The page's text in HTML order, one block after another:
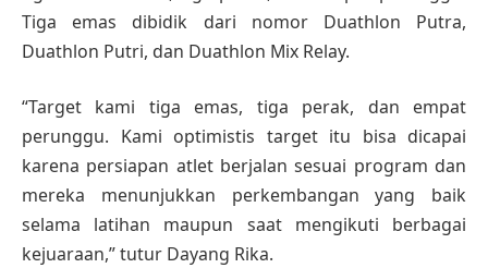
Tiga emas dibidik dari nomor Duathlon Putra,
Duathlon Putri, dan Duathlon Mix Relay.
“Target kami tiga emas, tiga perak, dan empat
perunggu. Kami optimistis target itu bisa dicapai
karena persiapan atlet berjalan sesuai program dan
mereka menunjukkan perkembangan yang baik
selama latihan maupun saat mengikuti berbagai
kejuaraan,” tutur Dayang Rika.